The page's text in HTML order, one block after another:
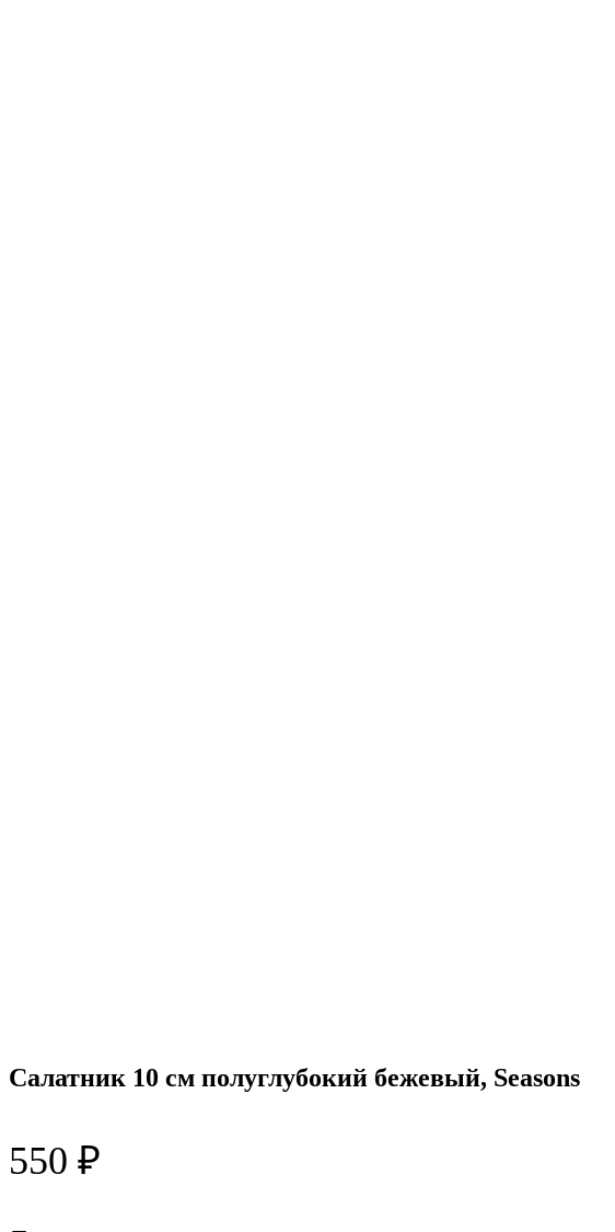
Салатник 10 см полуглубокий бежевый, Seasons
550 ₽